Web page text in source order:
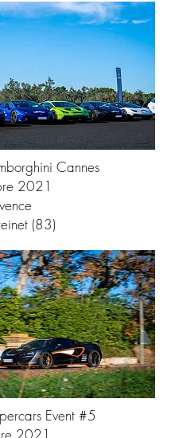
Cannes
2021
(83)
Event #5
2021